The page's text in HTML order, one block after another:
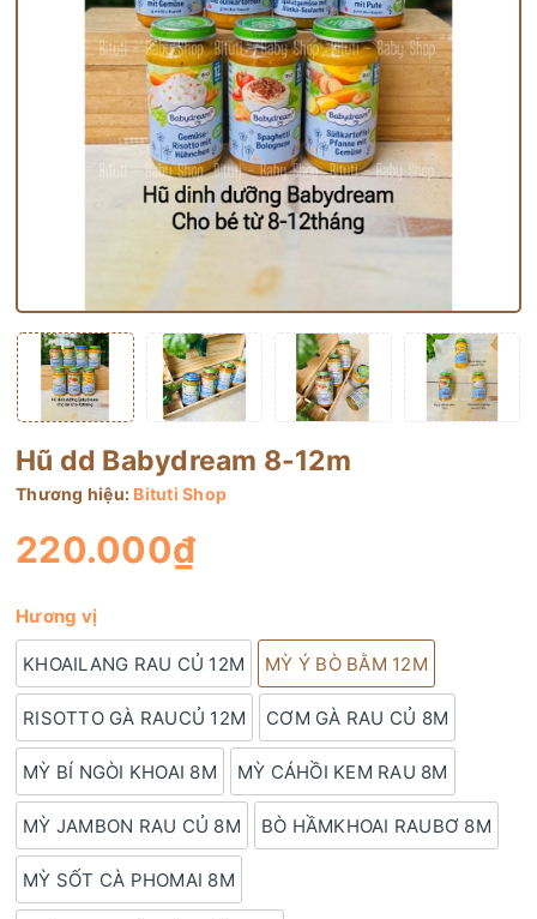
Hũ dd Babydream 8-12m
Thương hiệu: Bituti Shop
220.000₫
Hương vị
KHOAILANG RAU CỦ 12M MỲ Ý BÒ BẰM 12M
RISOTTO GÀ RAUCỦ 12M CƠM GÀ RAU CỦ 8M
MỲ BÍ NGÒI KHOAI 8M MỲ CÁHỒI KEM RAU 8M
MỲ JAMBON RAU CỦ 8M BÒ HẦMKHOAI RAUBƠ 8M
MỲ SỐT CÀ PHOMAI 8M